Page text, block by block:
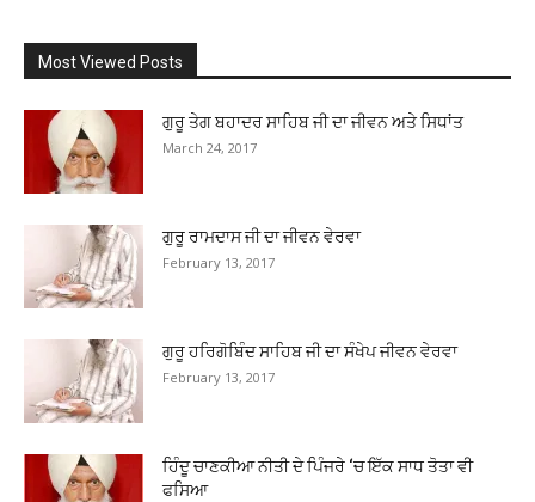
Most Viewed Posts
ਗੁਰੂ ਤੇਗ ਬਹਾਦਰ ਸਾਹਿਬ ਜੀ ਦਾ ਜੀਵਨ ਅਤੇ ਸਿਧਾਂਤ
March 24, 2017
ਗੁਰੂ ਰਾਮਦਾਸ ਜੀ ਦਾ ਜੀਵਨ ਵੇਰਵਾ
February 13, 2017
ਗੁਰੂ ਹਰਿਗੋਬਿੰਦ ਸਾਹਿਬ ਜੀ ਦਾ ਸੰਖੇਪ ਜੀਵਨ ਵੇਰਵਾ
February 13, 2017
ਹਿੰਦੂ ਚਾਣਕੀਆ ਨੀਤੀ ਦੇ ਪਿੰਜਰੇ ‘ਚ ਇੱਕ ਸਾਧ ਤੋਤਾ ਵੀ
ਫਸਿਆ